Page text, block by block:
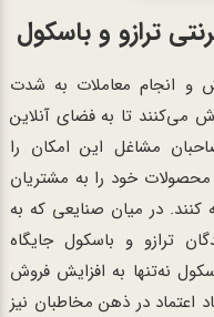
ترازو و باسکول
و انجام معاملات به شدت
می‌کنند تا به فضای آنلاین
مشاغل این امکان را
خود را به مشتریان
در میان صنایعی که به
ترازو و باسکول جایگاه
نه‌تنها به افزایش فروش
اعتماد در ذهن مخاطبان نیز